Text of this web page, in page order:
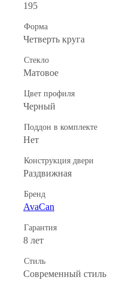
195
Форма
Четверть круга
Стекло
Матовое
Цвет профиля
Черный
Поддон в комплекте
Нет
Конструкция двери
Раздвижная
Бренд
AvaCan
Гарантия
8 лет
Стиль
Современный стиль